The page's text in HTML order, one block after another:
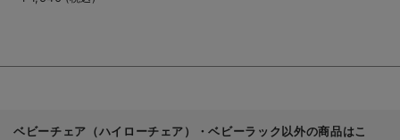
ベビーチェア（ハイローチェア）・ベビーラック以外の商品はこ